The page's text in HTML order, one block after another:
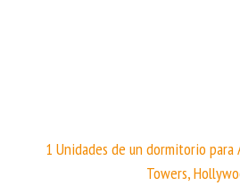
1 Unidades de un dormitorio
Towers,